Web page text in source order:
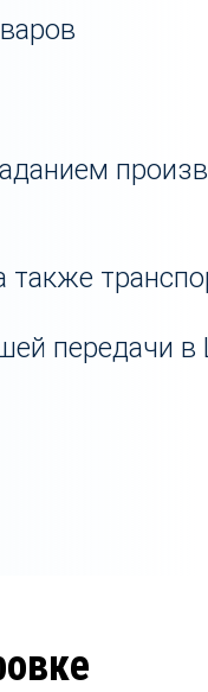
также
передачи